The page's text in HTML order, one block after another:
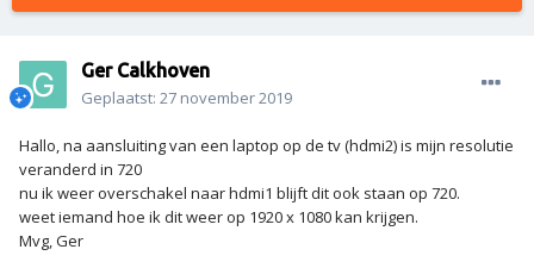
Ger Calkhoven
Geplaatst: 27 november 2019
Hallo, na aansluiting van een laptop op de tv (hdmi2) is mijn resolutie
veranderd in 720
nu ik weer overschakel naar hdmi1 blijft dit ook staan op 720.
weet iemand hoe ik dit weer op 1920 x 1080 kan krijgen.
Mvg, Ger